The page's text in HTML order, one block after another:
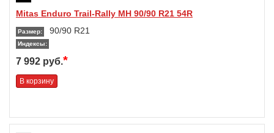
Mitas Enduro Trail-Rally MH 90/90 R21 54R
Размер: 90/90 R21
Индексы:
7 992 руб.*
В корзину